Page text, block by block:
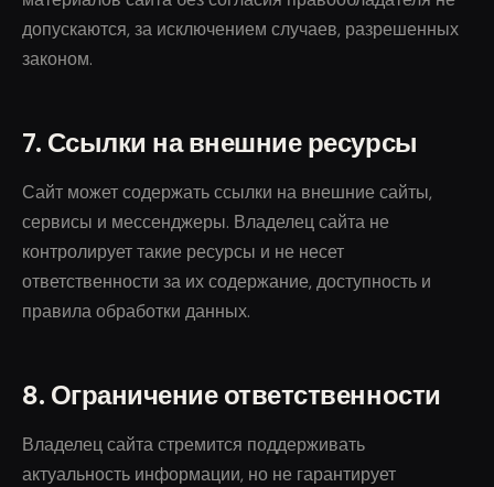
допускаются, за исключением случаев, разрешенных
законом.
7. Ссылки на внешние ресурсы
Сайт может содержать ссылки на внешние сайты,
сервисы и мессенджеры. Владелец сайта не
контролирует такие ресурсы и не несет
ответственности за их содержание, доступность и
правила обработки данных.
8. Ограничение ответственности
Владелец сайта стремится поддерживать
актуальность информации, но не гарантирует